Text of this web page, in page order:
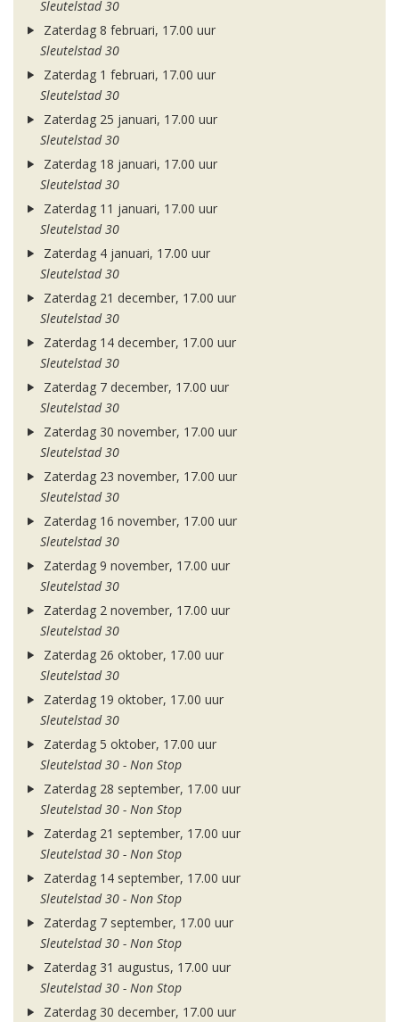
Sleutelstad 30
Zaterdag 8 februari, 17.00 uur
Sleutelstad 30
Zaterdag 1 februari, 17.00 uur
Sleutelstad 30
Zaterdag 25 januari, 17.00 uur
Sleutelstad 30
Zaterdag 18 januari, 17.00 uur
Sleutelstad 30
Zaterdag 11 januari, 17.00 uur
Sleutelstad 30
Zaterdag 4 januari, 17.00 uur
Sleutelstad 30
Zaterdag 21 december, 17.00 uur
Sleutelstad 30
Zaterdag 14 december, 17.00 uur
Sleutelstad 30
Zaterdag 7 december, 17.00 uur
Sleutelstad 30
Zaterdag 30 november, 17.00 uur
Sleutelstad 30
Zaterdag 23 november, 17.00 uur
Sleutelstad 30
Zaterdag 16 november, 17.00 uur
Sleutelstad 30
Zaterdag 9 november, 17.00 uur
Sleutelstad 30
Zaterdag 2 november, 17.00 uur
Sleutelstad 30
Zaterdag 26 oktober, 17.00 uur
Sleutelstad 30
Zaterdag 19 oktober, 17.00 uur
Sleutelstad 30
Zaterdag 5 oktober, 17.00 uur
Sleutelstad 30 - Non Stop
Zaterdag 28 september, 17.00 uur
Sleutelstad 30 - Non Stop
Zaterdag 21 september, 17.00 uur
Sleutelstad 30 - Non Stop
Zaterdag 14 september, 17.00 uur
Sleutelstad 30 - Non Stop
Zaterdag 7 september, 17.00 uur
Sleutelstad 30 - Non Stop
Zaterdag 31 augustus, 17.00 uur
Sleutelstad 30 - Non Stop
Zaterdag 30 december, 17.00 uur